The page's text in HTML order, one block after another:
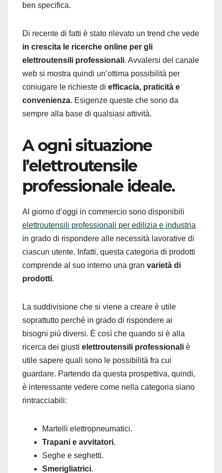
ben specifica.
Di recente di fatti è stato rilevato un trend che vede
in crescita le ricerche online per gli
elettroutensili professionali. Avvalersi del canale
web si mostra quindi un’ottima possibilità per
coniugare le richieste di efficacia, praticità e
convenienza. Esigenze queste che sono da
sempre alla base di qualsiasi attività.
A ogni situazione
l’elettroutensile
professionale ideale.
Al giorno d’oggi in commercio sono disponibili
elettroutensili professionali per edilizia e industria
in grado di rispondere alle necessità lavorative di
ciascun utente. Infatti, questa categoria di prodotti
comprende al suo interno una gran varietà di
prodotti.
La suddivisione che si viene a creare è utile
soprattutto perché in grado di rispondere ai
bisogni più diversi. È così che quando si è alla
ricerca dei giusti elettroutensili professionali è
utile sapere quali sono le possibilità fra cui
guardare. Partendo da questa prospettiva, quindi,
è interessante vedere come nella categoria siano
rintracciabili:
Martelli elettropneumatici.
Trapani e avvitatori.
Seghe e seghetti.
Smerigliatrici.